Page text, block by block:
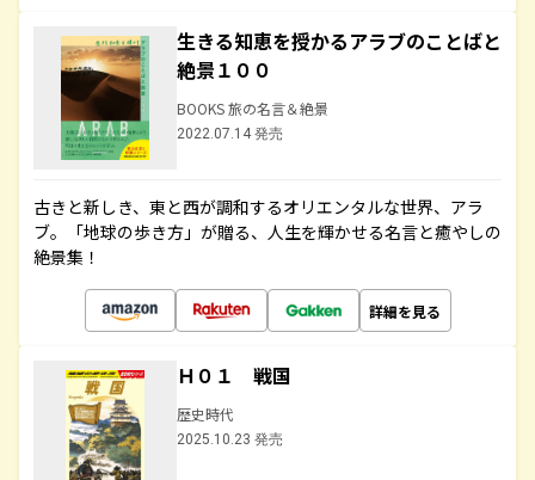
生きる知恵を授かるアラブのことばと
絶景１００
BOOKS 旅の名言＆絶景
2022.07.14 発売
古きと新しき、東と西が調和するオリエンタルな世界、アラ
ブ。「地球の歩き方」が贈る、人生を輝かせる名言と癒やしの
絶景集！
詳細を見る
Ｈ０１ 戦国
歴史時代
2025.10.23 発売